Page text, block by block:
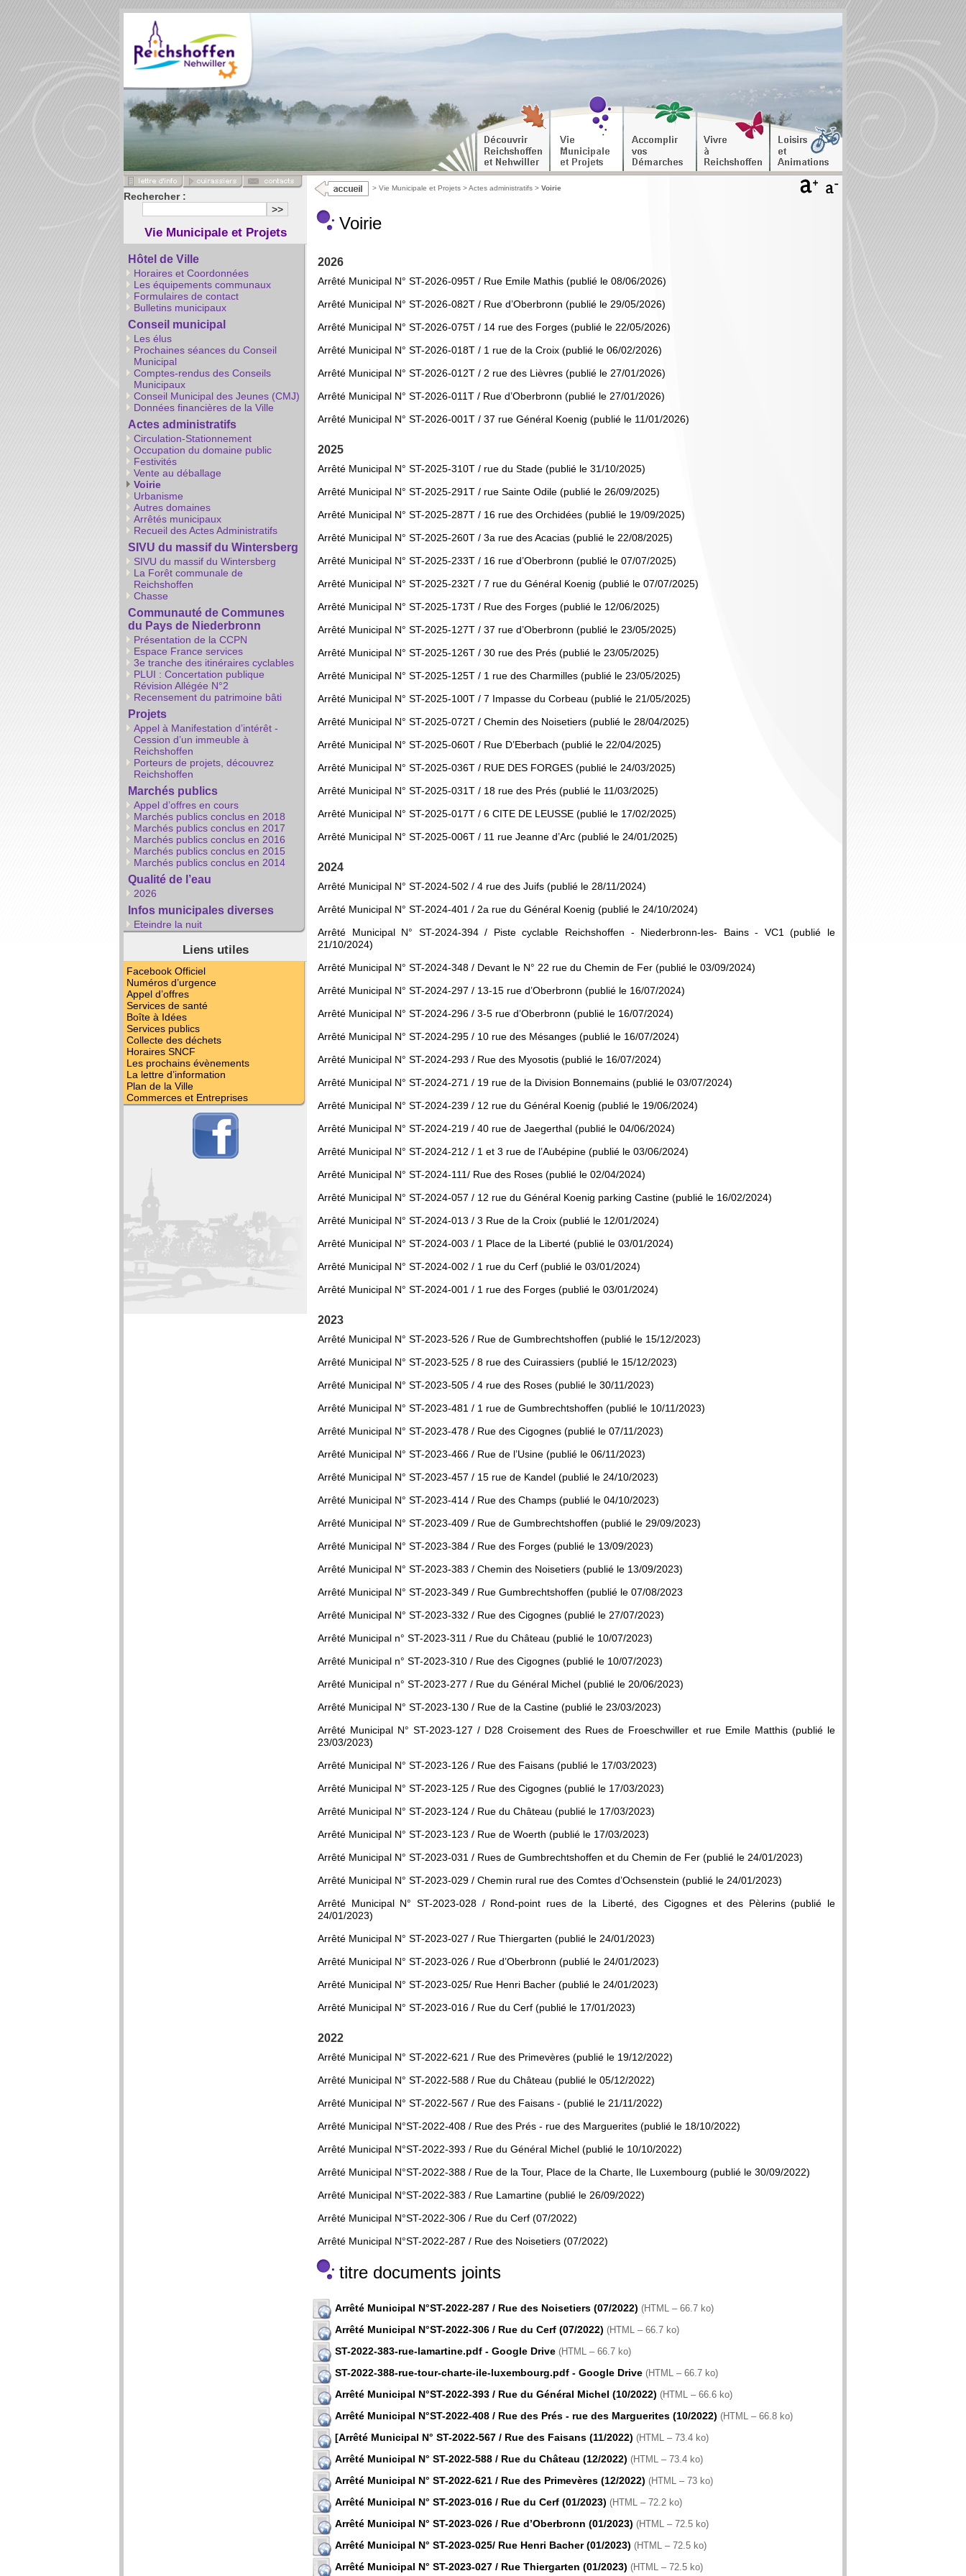
Aller au menu Aller au contenu Aller à la recherche
> Vie Municipale et Projets >Actes administratifs > Voirie
Voirie
2026
Arrêté Municipal N° ST-2026-095T / Rue Emile Mathis (publié le 08/06/2026)
Arrêté Municipal N° ST-2026-082T / Rue d’Oberbronn (publié le 29/05/2026)
Arrêté Municipal N° ST-2026-075T / 14 rue des Forges (publié le 22/05/2026)
Arrêté Municipal N° ST-2026-018T / 1 rue de la Croix (publié le 06/02/2026)
Arrêté Municipal N° ST-2026-012T / 2 rue des Lièvres (publié le 27/01/2026)
Arrêté Municipal N° ST-2026-011T / Rue d’Oberbronn (publié le 27/01/2026)
Arrêté Municipal N° ST-2026-001T / 37 rue Général Koenig (publié le 11/01/2026)
2025
Arrêté Municipal N° ST-2025-310T / rue du Stade (publié le 31/10/2025)
Arrêté Municipal N° ST-2025-291T / rue Sainte Odile (publié le 26/09/2025)
Arrêté Municipal N° ST-2025-287T / 16 rue des Orchidées (publié le 19/09/2025)
Arrêté Municipal N° ST-2025-260T / 3a rue des Acacias (publié le 22/08/2025)
Arrêté Municipal N° ST-2025-233T / 16 rue d’Oberbronn (publié le 07/07/2025)
Arrêté Municipal N° ST-2025-232T / 7 rue du Général Koenig (publié le 07/07/2025)
Arrêté Municipal N° ST-2025-173T / Rue des Forges (publié le 12/06/2025)
Arrêté Municipal N° ST-2025-127T / 37 rue d’Oberbronn (publié le 23/05/2025)
Arrêté Municipal N° ST-2025-126T / 30 rue des Prés (publié le 23/05/2025)
Arrêté Municipal N° ST-2025-125T / 1 rue des Charmilles (publié le 23/05/2025)
Arrêté Municipal N° ST-2025-100T / 7 Impasse du Corbeau (publié le 21/05/2025)
Arrêté Municipal N° ST-2025-072T / Chemin des Noisetiers (publié le 28/04/2025)
Arrêté Municipal N° ST-2025-060T / Rue D’Eberbach (publié le 22/04/2025)
Arrêté Municipal N° ST-2025-036T / RUE DES FORGES (publié le 24/03/2025)
Arrêté Municipal N° ST-2025-031T / 18 rue des Prés (publié le 11/03/2025)
Arrêté Municipal N° ST-2025-017T / 6 CITE DE LEUSSE (publié le 17/02/2025)
Arrêté Municipal N° ST-2025-006T / 11 rue Jeanne d’Arc (publié le 24/01/2025)
2024
Arrêté Municipal N° ST-2024-502 / 4 rue des Juifs (publié le 28/11/2024)
Arrêté Municipal N° ST-2024-401 / 2a rue du Général Koenig (publié le 24/10/2024)
Arrêté Municipal N° ST-2024-394 / Piste cyclable Reichshoffen - Niederbronn-les- Bains - VC1 (publié le
21/10/2024)
Arrêté Municipal N° ST-2024-348 / Devant le N° 22 rue du Chemin de Fer (publié le 03/09/2024)
Arrêté Municipal N° ST-2024-297 / 13-15 rue d’Oberbronn (publié le 16/07/2024)
Arrêté Municipal N° ST-2024-296 / 3-5 rue d’Oberbronn (publié le 16/07/2024)
Arrêté Municipal N° ST-2024-295 / 10 rue des Mésanges (publié le 16/07/2024)
Arrêté Municipal N° ST-2024-293 / Rue des Myosotis (publié le 16/07/2024)
Arrêté Municipal N° ST-2024-271 / 19 rue de la Division Bonnemains (publié le 03/07/2024)
Arrêté Municipal N° ST-2024-239 / 12 rue du Général Koenig (publié le 19/06/2024)
Arrêté Municipal N° ST-2024-219 / 40 rue de Jaegerthal (publié le 04/06/2024)
Arrêté Municipal N° ST-2024-212 / 1 et 3 rue de l’Aubépine (publié le 03/06/2024)
Arrêté Municipal N° ST-2024-111/ Rue des Roses (publié le 02/04/2024)
Arrêté Municipal N° ST-2024-057 / 12 rue du Général Koenig parking Castine (publié le 16/02/2024)
Arrêté Municipal N° ST-2024-013 / 3 Rue de la Croix (publié le 12/01/2024)
Arrêté Municipal N° ST-2024-003 / 1 Place de la Liberté (publié le 03/01/2024)
Arrêté Municipal N° ST-2024-002 / 1 rue du Cerf (publié le 03/01/2024)
Arrêté Municipal N° ST-2024-001 / 1 rue des Forges (publié le 03/01/2024)
2023
Arrêté Municipal N° ST-2023-526 / Rue de Gumbrechtshoffen (publié le 15/12/2023)
Arrêté Municipal N° ST-2023-525 / 8 rue des Cuirassiers (publié le 15/12/2023)
Arrêté Municipal N° ST-2023-505 / 4 rue des Roses (publié le 30/11/2023)
Arrêté Municipal N° ST-2023-481 / 1 rue de Gumbrechtshoffen (publié le 10/11/2023)
Arrêté Municipal N° ST-2023-478 / Rue des Cigognes (publié le 07/11/2023)
Arrêté Municipal N° ST-2023-466 / Rue de l’Usine (publié le 06/11/2023)
Arrêté Municipal N° ST-2023-457 / 15 rue de Kandel (publié le 24/10/2023)
Arrêté Municipal N° ST-2023-414 / Rue des Champs (publié le 04/10/2023)
Arrêté Municipal N° ST-2023-409 / Rue de Gumbrechtshoffen (publié le 29/09/2023)
Arrêté Municipal N° ST-2023-384 / Rue des Forges (publié le 13/09/2023)
Arrêté Municipal N° ST-2023-383 / Chemin des Noisetiers (publié le 13/09/2023)
Arrêté Municipal N° ST-2023-349 / Rue Gumbrechtshoffen (publié le 07/08/2023
Arrêté Municipal N° ST-2023-332 / Rue des Cigognes (publié le 27/07/2023)
Arrêté Municipal n° ST-2023-311 / Rue du Château (publié le 10/07/2023)
Arrêté Municipal n° ST-2023-310 / Rue des Cigognes (publié le 10/07/2023)
Arrêté Municipal n° ST-2023-277 / Rue du Général Michel (publié le 20/06/2023)
Arrêté Municipal N° ST-2023-130 / Rue de la Castine (publié le 23/03/2023)
Arrêté Municipal N° ST-2023-127 / D28 Croisement des Rues de Froeschwiller et rue Emile Matthis (publié le
23/03/2023)
Arrêté Municipal N° ST-2023-126 / Rue des Faisans (publié le 17/03/2023)
Arrêté Municipal N° ST-2023-125 / Rue des Cigognes (publié le 17/03/2023)
Arrêté Municipal N° ST-2023-124 / Rue du Château (publié le 17/03/2023)
Arrêté Municipal N° ST-2023-123 / Rue de Woerth (publié le 17/03/2023)
Arrêté Municipal N° ST-2023-031 / Rues de Gumbrechtshoffen et du Chemin de Fer (publié le 24/01/2023)
Arrêté Municipal N° ST-2023-029 / Chemin rural rue des Comtes d’Ochsenstein (publié le 24/01/2023)
Arrêté Municipal N° ST-2023-028 / Rond-point rues de la Liberté, des Cigognes et des Pèlerins (publié le
24/01/2023)
Arrêté Municipal N° ST-2023-027 / Rue Thiergarten (publié le 24/01/2023)
Arrêté Municipal N° ST-2023-026 / Rue d’Oberbronn (publié le 24/01/2023)
Arrêté Municipal N° ST-2023-025/ Rue Henri Bacher (publié le 24/01/2023)
Arrêté Municipal N° ST-2023-016 / Rue du Cerf (publié le 17/01/2023)
2022
Arrêté Municipal N° ST-2022-621 / Rue des Primevères (publié le 19/12/2022)
Arrêté Municipal N° ST-2022-588 / Rue du Château (publié le 05/12/2022)
Arrêté Municipal N° ST-2022-567 / Rue des Faisans - (publié le 21/11/2022)
Arrêté Municipal N°ST-2022-408 / Rue des Prés - rue des Marguerites (publié le 18/10/2022)
Arrêté Municipal N°ST-2022-393 / Rue du Général Michel (publié le 10/10/2022)
Arrêté Municipal N°ST-2022-388 / Rue de la Tour, Place de la Charte, Ile Luxembourg (publié le 30/09/2022)
Arrêté Municipal N°ST-2022-383 / Rue Lamartine (publié le 26/09/2022)
Arrêté Municipal N°ST-2022-306 / Rue du Cerf (07/2022)
Arrêté Municipal N°ST-2022-287 / Rue des Noisetiers (07/2022)
titre documents joints
Arrêté Municipal N°ST-2022-287 / Rue des Noisetiers (07/2022) (HTML – 66.7 ko)
Arrêté Municipal N°ST-2022-306 / Rue du Cerf (07/2022) (HTML – 66.7 ko)
ST-2022-383-rue-lamartine.pdf - Google Drive (HTML – 66.7 ko)
ST-2022-388-rue-tour-charte-ile-luxembourg.pdf - Google Drive (HTML – 66.7 ko)
Arrêté Municipal N°ST-2022-393 / Rue du Général Michel (10/2022) (HTML – 66.6 ko)
Arrêté Municipal N°ST-2022-408 / Rue des Prés - rue des Marguerites (10/2022) (HTML – 66.8 ko)
[Arrêté Municipal N° ST-2022-567 / Rue des Faisans (11/2022) (HTML – 73.4 ko)
Arrêté Municipal N° ST-2022-588 / Rue du Château (12/2022) (HTML – 73.4 ko)
Arrêté Municipal N° ST-2022-621 / Rue des Primevères (12/2022) (HTML – 73 ko)
Arrêté Municipal N° ST-2023-016 / Rue du Cerf (01/2023) (HTML – 72.2 ko)
Arrêté Municipal N° ST-2023-026 / Rue d’Oberbronn (01/2023) (HTML – 72.5 ko)
Arrêté Municipal N° ST-2023-025/ Rue Henri Bacher (01/2023) (HTML – 72.5 ko)
Arrêté Municipal N° ST-2023-027 / Rue Thiergarten (01/2023) (HTML – 72.5 ko)
Rechercher :
Vie Municipale et Projets
Hôtel de Ville
Horaires et Coordonnées
Les équipements communaux
Formulaires de contact
Bulletins municipaux
Conseil municipal
Les élus
Prochaines séances du Conseil
Municipal
Comptes-rendus des Conseils
Municipaux
Conseil Municipal des Jeunes (CMJ)
Données financières de la Ville
Actes administratifs
Circulation-Stationnement
Occupation du domaine public
Festivités
Vente au déballage
Voirie
Urbanisme
Autres domaines
Arrêtés municipaux
Recueil des Actes Administratifs
SIVU du massif du Wintersberg
SIVU du massif du Wintersberg
La Forêt communale de
Reichshoffen
Chasse
Communauté de Communes
du Pays de Niederbronn
Présentation de la CCPN
Espace France services
3e tranche des itinéraires cyclables
PLUI : Concertation publique
Révision Allégée N°2
Recensement du patrimoine bâti
Projets
Appel à Manifestation d’intérêt -
Cession d’un immeuble à
Reichshoffen
Porteurs de projets, découvrez
Reichshoffen
Marchés publics
Appel d’offres en cours
Marchés publics conclus en 2018
Marchés publics conclus en 2017
Marchés publics conclus en 2016
Marchés publics conclus en 2015
Marchés publics conclus en 2014
Qualité de l’eau
2026
Infos municipales diverses
Eteindre la nuit
Liens utiles
Facebook Officiel
Numéros d’urgence
Appel d’offres
Services de santé
Boîte à Idées
Services publics
Collecte des déchets
Horaires SNCF
Les prochains évènements
La lettre d’information
Plan de la Ville
Commerces et Entreprises